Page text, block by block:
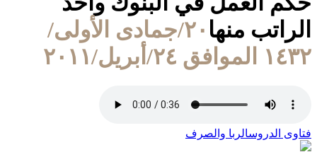
الراتب منها
٢٠/جمادى الأولى/
١٤٣٢ الموافق ٢٤/أبريل/٢٠١١
فتاوى الدروسالربا والصرف